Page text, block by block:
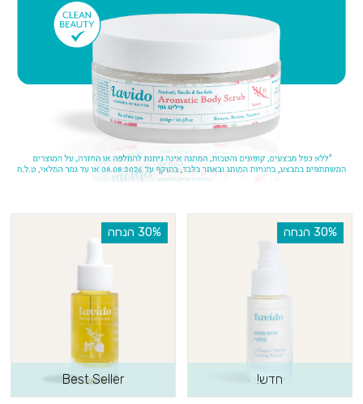
‫30% הנחה
חדש!
‫30% הנחה
Best Seller